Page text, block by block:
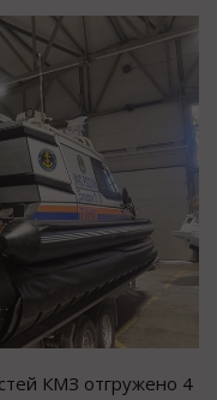
КМЗ отгружено 4